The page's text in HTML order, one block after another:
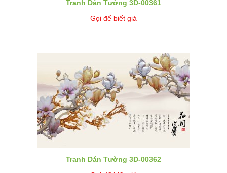
Tranh Dán Tường 3D-00361
Gọi để biết giá
Tranh Dán Tường 3D-00362